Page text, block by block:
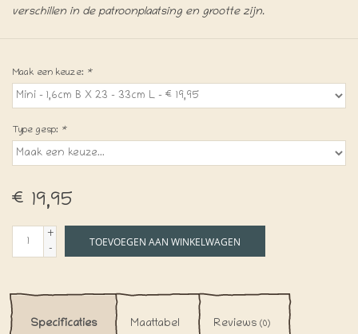
verschillen in de patroonplaatsing en grootte zijn.
Maak een keuze: *
Type gesp: *
€19,95
+
-
TOEVOEGEN AAN WINKELWAGEN
Specificaties Maattabel Reviews (0)